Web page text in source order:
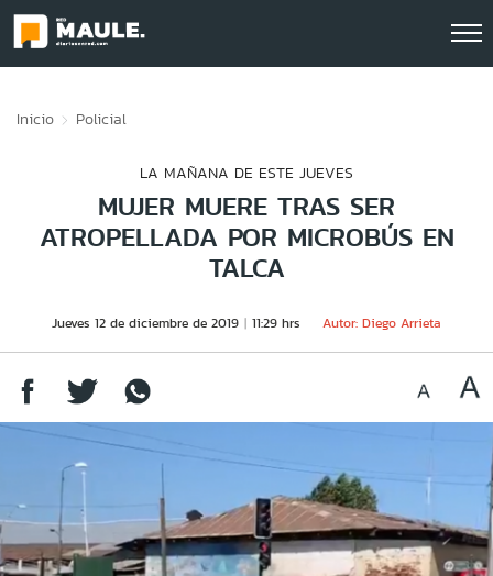
Inicio Policial
LA MAÑANA DE ESTE JUEVES
MUJER MUERE TRAS SER
ATROPELLADA POR MICROBÚS EN
TALCA
Jueves 12 de diciembre de 2019 11:29 hrs Autor: Diego Arrieta